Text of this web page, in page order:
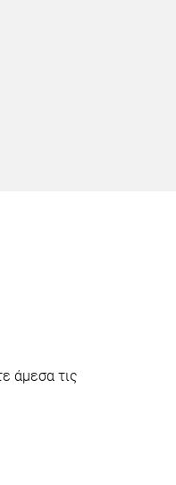
άμεσα τις